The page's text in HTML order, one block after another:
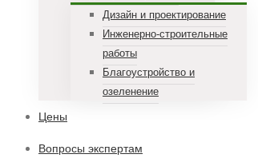
Дизайн и проектирование
Инженерно-строительные
работы
Благоустройство и
озеленение
Цены
Вопросы экспертам